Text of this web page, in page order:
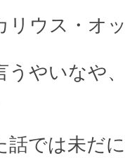
リウス・オ
やいなや
話では未だ